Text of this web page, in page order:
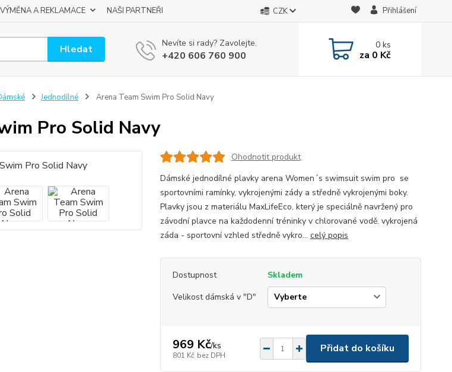
A REKLAMACE NAŠI PARTNEŘI CZK Přihlášení
Hledat Nevíte si rady? Zavolejte.
+420 606 760 900
0ks
za 0 Kč
Jednodílné Arena Team Swim Pro Solid Navy
Pro Solid Navy
Ohodnotit produkt
Dámské jednodílné plavky arena Women´s swimsuit swim pro se
sportovními ramínky, vykrojenými zády a středně vykrojenými boky.
Plavky jsou z materiálu MaxLifeEco, který je speciálně navržený pro
závodní plavce na každodenní tréninky v chlorované vodě. vykrojená
záda - sportovní vzhled středně vykro... celý popis
Dostupnost
Skladem
Velikost dámská v "D"
969 Kč/ks
801 Kč bez DPH
Přidat do košíku